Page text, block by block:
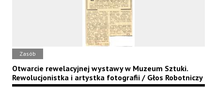
Zasób
Otwarcie rewelacyjnej wystawy w Muzeum Sztuki.
Rewolucjonistka i artystka fotografii / Głos Robotniczy